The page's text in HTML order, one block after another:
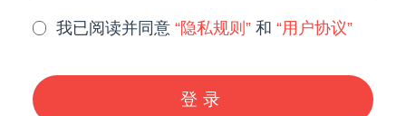
我已阅读并同意“隐私规则” 和“用户协议”
登录